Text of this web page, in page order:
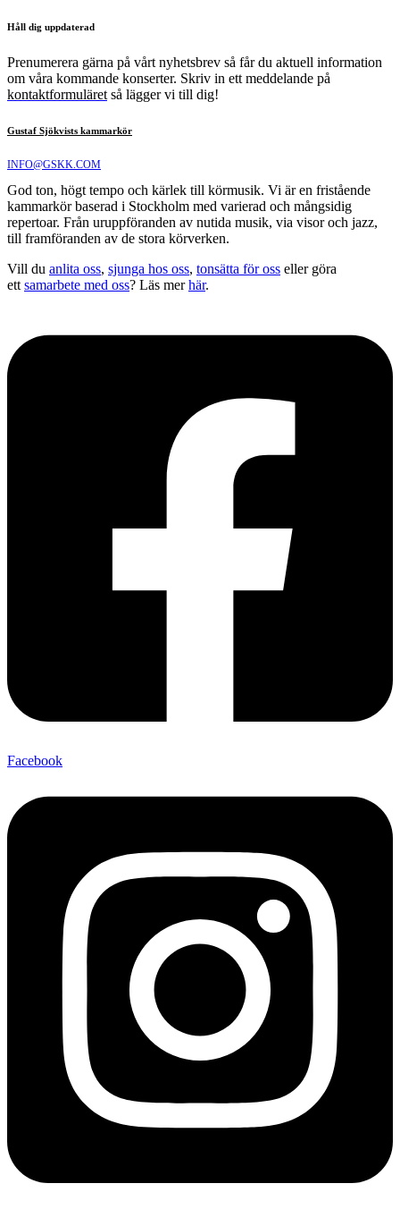
Håll dig uppdaterad
Prenumerera gärna på vårt nyhetsbrev så får du aktuell information
om våra kommande konserter. Skriv in ett meddelande på
kontaktformuläret så lägger vi till dig!
Gustaf Sjökvists kammarkör
INFO@GSKK.COM
God ton, högt tempo och kärlek till körmusik. Vi är en fristående
kammarkör baserad i Stockholm med varierad och mångsidig
repertoar. Från uruppföranden av nutida musik, via visor och jazz,
till framföranden av de stora körverken.
Vill du anlita oss, sjunga hos oss, tonsätta för oss eller göra
ett samarbete med oss? Läs merhär.
Facebook